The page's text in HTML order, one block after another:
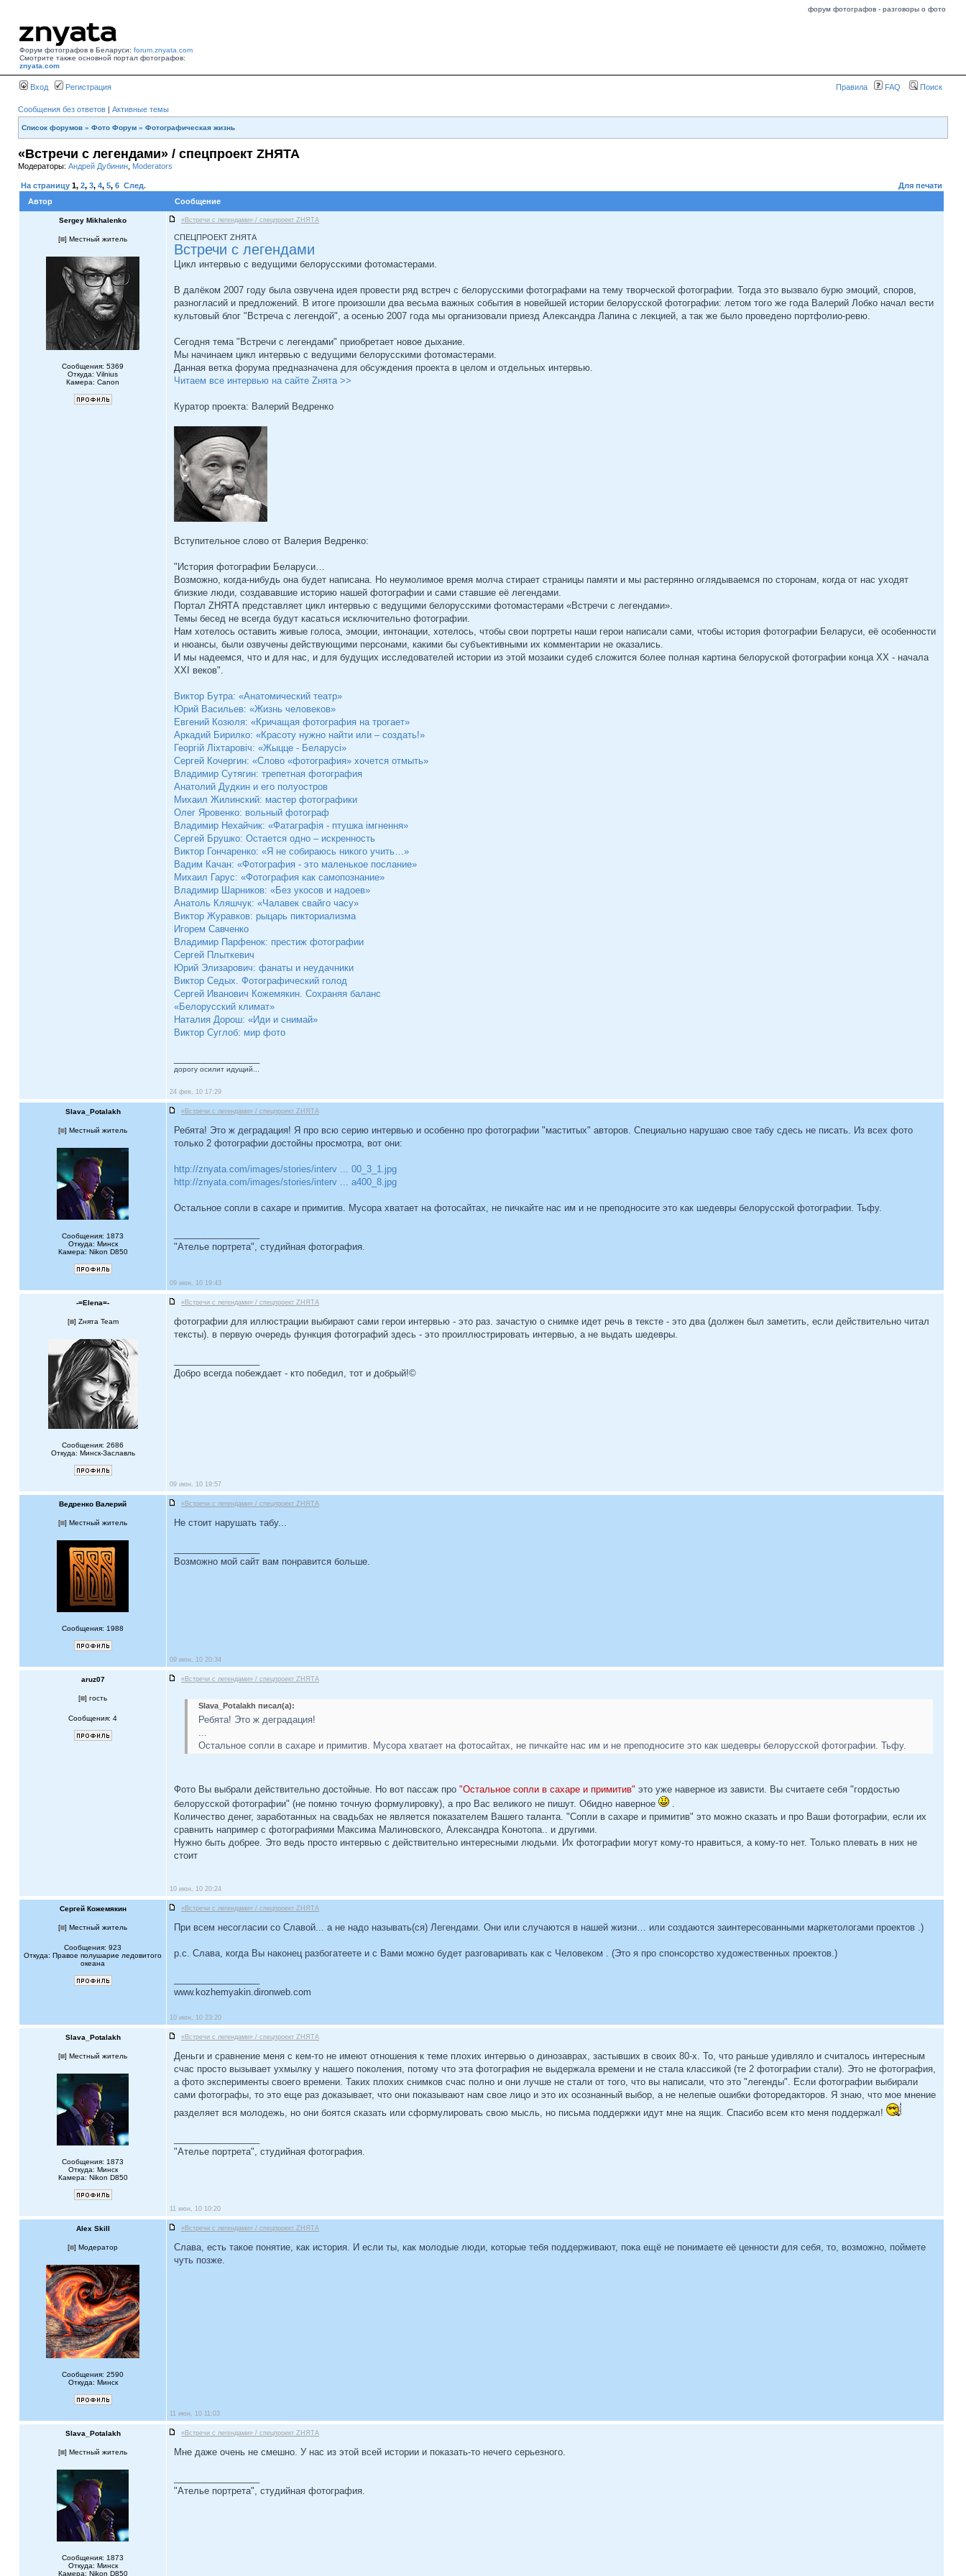
форум фотографов - разговоры о фото
Форум фотографов в Беларуси: forum.znyata.com
Смотрите также основной портал фотографов:
znyata.com
Вход Регистрация Правила FAQ Поиск
Сообщения без ответов | Активные темы
Список форумов » Фото Форум » Фотографическая жизнь
«Встречи с легендами» / спецпроект ZНЯТА
Модераторы: Андрей Дубинин Moderators
На страницу 1, 2, 3, 4, 5, 6 След.
Для печати
Автор
Сообщение
Sergey Mikhalenko «Встречи с легендами» / спецпроект ZНЯТА
[ ] Местный житель
Сообщения: 5369
Откуда: Vilnius
Камера: Canon
СПЕЦПРОЕКТ ZНЯТА
Встречи с легендами
Цикл интервью с ведущими белорусскими фотомастерами.
В далёком 2007 году была озвучена идея провести ряд встреч с белорусскими фотографами на тему творческой фотографии. Тогда это вызвало бурю эмоций, споров,
разногласий и предложений. В итоге произошли два весьма важных события в новейшей истории белорусской фотографии: летом того же года Валерий Лобко начал вести
культовый блог "Встреча с легендой", а осенью 2007 года мы организовали приезд Александра Лапина с лекцией, а так же было проведено портфолио-ревю.
Сегодня тема "Встречи с легендами" приобретает новое дыхание.
Мы начинаем цикл интервью с ведущими белорусскими фотомастерами.
Данная ветка форума предназначена для обсуждения проекта в целом и отдельных интервью.
Читаем все интервью на сайте Zнята >>
Куратор проекта: Валерий Ведренко
Вступительное слово от Валерия Ведренко:
"История фотографии Беларуси…
Возможно, когда-нибудь она будет написана. Но неумолимое время молча стирает страницы памяти и мы растерянно оглядываемся по сторонам, когда от нас уходят
близкие люди, создававшие историю нашей фотографии и сами ставшие её легендами.
Портал ZНЯТА представляет цикл интервью с ведущими белорусскими фотомастерами «Встречи с легендами».
Темы бесед не всегда будут касаться исключительно фотографии.
Нам хотелось оставить живые голоса, эмоции, интонации, хотелось, чтобы свои портреты наши герои написали сами, чтобы история фотографии Беларуси, её особенности
и нюансы, были озвучены действующими персонами, какими бы субъективными их комментарии не оказались.
И мы надеемся, что и для нас, и для будущих исследователей истории из этой мозаики судеб сложится более полная картина белоруской фотографии конца ХХ - начала
ХХI веков".
Виктор Бутра: «Анатомический театр»
Юрий Васильев: «Жизнь человеков»
Евгений Козюля: «Кричащая фотография на трогает»
Аркадий Бирилко: «Красоту нужно найти или – создать!»
Георгій Лiхтаровiч: «Жыцце - Беларусi»
Сергей Кочергин: «Слово «фотография» хочется отмыть»
Владимир Сутягин: трепетная фотография
Анатолий Дудкин и его полуостров
Михаил Жилинский: мастер фотографики
Олег Яровенко: вольный фотограф
Владимир Нехайчик: «Фатаграфія - птушка імгнення»
Сергей Брушко: Остается одно – искренность
Виктор Гончаренко: «Я не собираюсь никого учить…»
Вадим Качан: «Фотография - это маленькое послание»
Михаил Гарус: «Фотография как самопознание»
Владимир Шарников: «Без укосов и надоев»
Анатоль Кляшчук: «Чалавек свайго часу»
Виктор Журавков: рыцарь пикториализма
Игорем Савченко
Владимир Парфенок: престиж фотографии
Сергей Плыткевич
Юрий Элизарович: фанаты и неудачники
Виктор Седых. Фотографический голод
Сергей Иванович Кожемякин. Сохраняя баланс
«Белорусский климат»
Наталия Дорош: «Иди и снимай»
Виктор Суглоб: мир фото
дорогу осилит идущий...
24 фев, 10 17:29
Slava_Potalakh «Встречи с легендами» / спецпроект ZНЯТА
[ ] Местный житель
Сообщения: 1873
Откуда: Минск
Камера: Nikon D850
Ребята! Это ж деградация! Я про всю серию интервью и особенно про фотографии "маститых" авторов. Специально нарушаю свое табу сдесь не писать. Из всех фото
только 2 фотографии достойны просмотра, вот они:
http://znyata.com/images/stories/interv ... 00_3_1.jpg
http://znyata.com/images/stories/interv ... a400_8.jpg
Остальное сопли в сахаре и примитив. Мусора хватает на фотосайтах, не пичкайте нас им и не преподносите это как шедевры белорусской фотографии. Тьфу.
"Ателье портрета", студийная фотография.
09 июн, 10 19:43
-=Elena=- «Встречи с легендами» / спецпроект ZНЯТА
[ ] Zнята Team
Сообщения: 2686
Откуда: Минск-Заславль
фотографии для иллюстрации выбирают сами герои интервью - это раз. зачастую о снимке идет речь в тексте - это два (должен был заметить, если действительно читал
тексты). в первую очередь функция фотографий здесь - это проиллюстрировать интервью, а не выдать шедевры.
Добро всегда побеждает - кто победил, тот и добрый!©
09 июн, 10 19:57
Ведренко Валерий «Встречи с легендами» / спецпроект ZНЯТА
[ ] Местный житель
Сообщения: 1988
Не стоит нарушать табу...
Возможно мой сайт вам понравится больше.
09 июн, 10 20:34
aruz07 «Встречи с легендами» / спецпроект ZНЯТА
[ ] гость
Сообщения: 4
Slava_Potalakh писал(а):
Ребята! Это ж деградация!
...
Остальное сопли в сахаре и примитив. Мусора хватает на фотосайтах, не пичкайте нас им и не преподносите это как шедевры белорусской фотографии. Тьфу.
Фото Вы выбрали действительно достойные. Но вот пассаж про "Остальное сопли в сахаре и примитив" это уже наверное из зависти. Вы считаете себя "гордостью
белорусской фотографии" (не помню точную формулировку), а про Вас великого не пишут. Обидно наверное
.
Количество денег, заработанных на свадьбах не является показателем Вашего таланта. "Сопли в сахаре и примитив" это можно сказать и про Ваши фотографии, если их
сравнить например с фотографиями Максима Малиновского, Александра Конотопа.. и другими.
Нужно быть добрее. Это ведь просто интервью с действительно интересными людьми. Их фотографии могут кому-то нравиться, а кому-то нет. Только плевать в них не
стоит
10 июн, 10 20:24
Сергей Кожемякин «Встречи с легендами» / спецпроект ZНЯТА
[ ] Местный житель
Сообщения: 923
Откуда: Правое полушарие ледовитого
океана
При всем несогласии со Славой... а не надо называть(ся) Легендами. Они или случаются в нашей жизни… или создаются заинтересованными маркетологами проектов .)
р.с. Слава, когда Вы наконец разбогатеете и с Вами можно будет разговаривать как с Человеком . (Это я про спонсорство художественных проектов.)
www.kozhemyakin.dironweb.com
10 июн, 10 23:20
Slava_Potalakh «Встречи с легендами» / спецпроект ZНЯТА
[ ] Местный житель
Сообщения: 1873
Откуда: Минск
Камера: Nikon D850
Деньги и сравнение меня с кем-то не имеют отношения к теме плохих интервью о динозаврах, застывших в своих 80-х. То, что раньше удивляло и считалось интересным
счас просто вызывает ухмылку у нашего поколения, потому что эта фотография не выдержала времени и не стала классикой (те 2 фотографии стали). Это не фотография,
а фото эксперименты своего времени. Таких плохих снимков счас полно и они лучше не стали от того, что вы написали, что это "легенды". Если фотографии выбирали
сами фотографы, то это еще раз доказывает, что они показывают нам свое лицо и это их осознанный выбор, а не нелепые ошибки фоторедакторов. Я знаю, что мое мнение
разделяет вся молодежь, но они боятся сказать или сформулировать свою мысль, но письма поддержки идут мне на ящик. Спасибо всем кто меня поддержал!
"Ателье портрета", студийная фотография.
11 июн, 10 10:20
Alex Skill «Встречи с легендами» / спецпроект ZНЯТА
[ ] Модератор
Сообщения: 2590
Откуда: Минск
Слава, есть такое понятие, как история. И если ты, как молодые люди, которые тебя поддерживают, пока ещё не понимаете её ценности для себя, то, возможно, поймете
чуть позже.
11 июн, 10 11:03
Slava_Potalakh «Встречи с легендами» / спецпроект ZНЯТА
[ ] Местный житель
Сообщения: 1873
Откуда: Минск
Камера: Nikon D850
Мне даже очень не смешно. У нас из этой всей истории и показать-то нечего серьезного.
"Ателье портрета", студийная фотография.